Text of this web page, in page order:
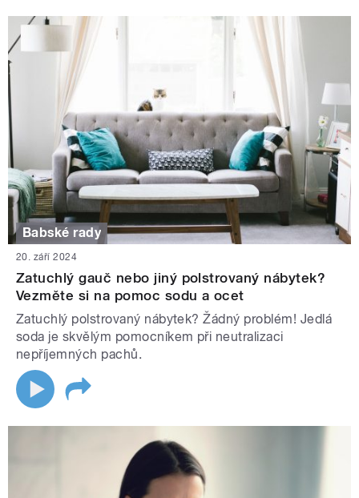
Babské rady
20. září 2024
Zatuchlý gauč nebo jiný polstrovaný nábytek?
Vezměte si na pomoc sodu a ocet
Zatuchlý polstrovaný nábytek? Žádný problém! Jedlá
soda je skvělým pomocníkem při neutralizaci
nepříjemných pachů.